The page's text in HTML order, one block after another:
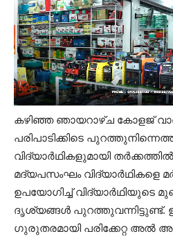
കഴിഞ്ഞ ഞായറാഴ്ച കോളജ്
പരിപാടിക്കിടെ
വിദ്യാര്‍ഥികളുമായി
മദ്യപസംഘം വിദ്യാര്‍ഥികളെ
ഉപയോഗിച്ച് വിദ്യാര്‍ഥിയുടെ
ദൃശ്യങ്ങള്‍ പുറത്തുവന്നിട്ടുണ്ട്.
ഗുരുതരമായി പരിക്കേറ്റ അല്‍